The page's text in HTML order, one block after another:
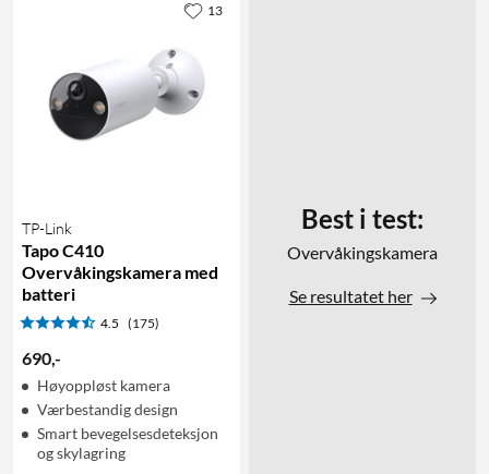
TP-Link
Tapo C410
Overvåkingskamera med
batteri
4.5 (175)
690-
Høyoppløst kamera
Værbestandig design
Smart bevegelsesdeteksjon
og skylagring
13
Best i test:
Overvåkingskamera
Se resultatet her